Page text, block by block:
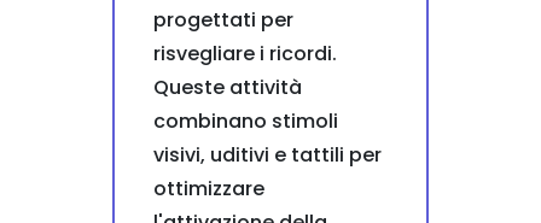
progettati per
risvegliare i ricordi.
Queste attività
combinano stimoli
visivi, uditivi e tattili per
ottimizzare